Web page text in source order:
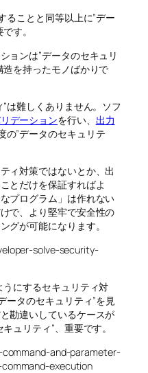
ることと同等以上に”デー
す。
ョンは”データのセキュリ
造を持ったモノばかりで
は難しくありません。ソフ
デーションを行い、 出力
の”データのセキュリテ
ィ対策ではないとか、出
とだけを保証すればよ
プログラム」は作れない
で、より堅牢で安全性の
グが可能になります。
solve-security-
うにするセキュリティ対
ータのセキュリティ”を見
勘違いしているケースが
ュリティ”、重要です。
and-parameter-
execution